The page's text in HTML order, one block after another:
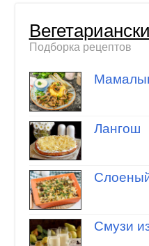
Подборка рецептов
Лангош
Смузи